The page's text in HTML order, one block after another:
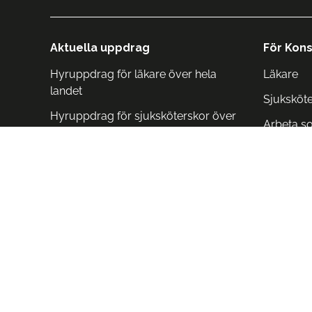
Aktuella uppdrag
Hyruppdrag för läkare över hela
landet
Hyruppdrag för sjuksköterskor över
För
Läkare
Arbeta